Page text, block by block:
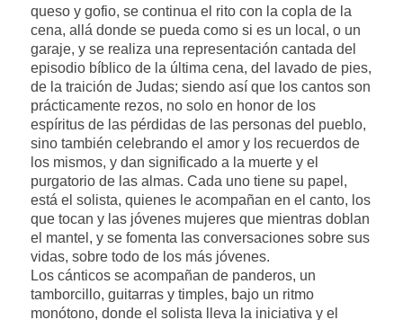
queso y gofio, se continua el rito con la copla de la
cena, allá donde se pueda como si es un local, o un
garaje, y se realiza una representación cantada del
episodio bíblico de la última cena, del lavado de pies,
de la traición de Judas; siendo así que los cantos son
prácticamente rezos, no solo en honor de los
espíritus de las pérdidas de las personas del pueblo,
sino también celebrando el amor y los recuerdos de
los mismos, y dan significado a la muerte y el
purgatorio de las almas. Cada uno tiene su papel,
está el solista, quienes le acompañan en el canto, los
que tocan y las jóvenes mujeres que mientras doblan
el mantel, y se fomenta las conversaciones sobre sus
vidas, sobre todo de los más jóvenes.
Los cánticos se acompañan de panderos, un
tamborcillo, guitarras y timples, bajo un ritmo
monótono, donde el solista lleva la iniciativa y el